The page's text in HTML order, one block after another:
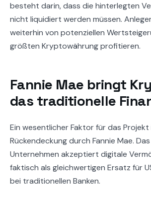
besteht darin, dass die hinterlegten
nicht liquidiert werden müssen.
weiterhin von potenziellen
größten Kryptowährung profitieren.
Fannie Mae bringt
das traditionelle
Ein wesentlicher Faktor für das
Rückendeckung durch Fannie Mae.
Unternehmen akzeptiert digitale
faktisch als gleichwertigen Ersatz für
bei traditionellen Banken.